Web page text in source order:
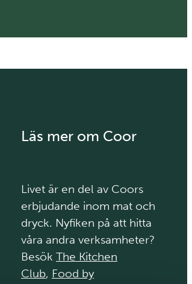
Läs mer om Coor
Livet är en del av Coors
erbjudande inom mat och
dryck. Nyfiken på att hitta
våra andra verksamheter?
Besök The Kitchen
Club, Food by